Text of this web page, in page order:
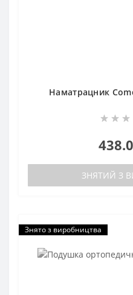
Наматрацник
ЗНЯТИЙ З
Знято з виробництва